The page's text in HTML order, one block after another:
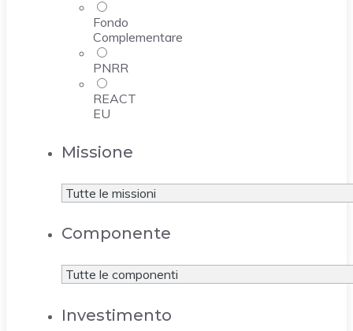
Fondo
Complementare
PNRR
REACT
EU
Missione
Componente
Investimento